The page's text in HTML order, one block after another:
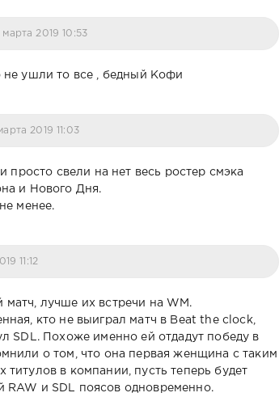
марта 2019 10:53
не ушли то все , бедный Кофи
2019 11:03
просто свели на нет весь ростер смэка
и Нового Дня.
менее.
11:12
лучше их встречи на WM.
кто не выиграл матч в Beat the clock,
SDL. Похоже именно ей отдадут победу в
о том, что она первая женщина с таким
титулов в компании, пусть теперь будет
RAW и SDL поясов одновременно.